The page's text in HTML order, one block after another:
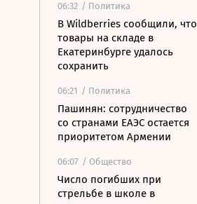
06:32 / Политика
В Wildberries сообщили, что
товары на складе в
Екатеринбурге удалось
сохранить
06:21 / Политика
Пашинян: сотрудничество
со странами ЕАЭС остается
приоритетом Армении
06:07 / Общество
Число погибших при
стрельбе в школе в